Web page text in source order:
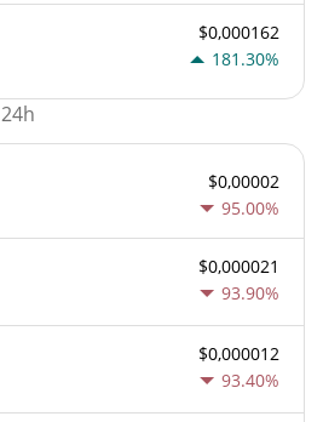
$0,000162
181.30%
24h
$0,00002
95.00%
$0,000021
93.90%
$0,000012
93.40%